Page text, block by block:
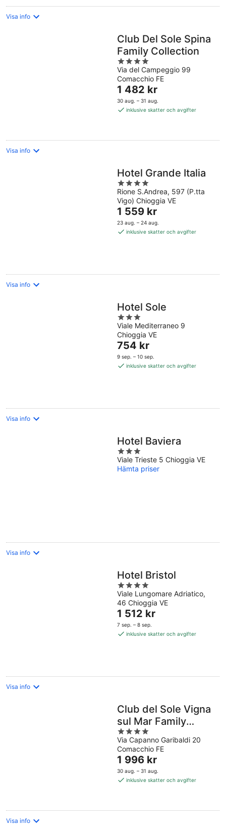
Visa info
Club Del Sole Spina
Family Collection
4
out
of
5
Via del Campeggio 99
Comacchio FE
Priset
är
1 482 kr
1 482 kr
30 aug. – 31 aug.
inklusive skatter och avgifter
Visa info
Hotel Grande Italia
4
out
of
5
Rione S.Andrea, 597 (P.tta
Vigo) Chioggia VE
Priset
är
1 559 kr
1 559 kr
23 aug. – 24 aug.
inklusive skatter och avgifter
Visa info
Hotel Sole
3
out
of
5
Viale Mediterraneo 9
Chioggia VE
Priset
är
754 kr
754 kr
9 sep. – 10 sep.
inklusive skatter och avgifter
Visa info
Hotel Baviera
3
out
of
Viale Trieste 5 Chioggia VE
Hämta priser
Visa info
Hotel Bristol
4
out
of
5
Viale Lungomare Adriatico,
46 Chioggia VE
Priset
är
1 512 kr
1 512 kr
7 sep. – 8 sep.
inklusive skatter och avgifter
Visa info
Club del Sole Vigna
sul Mar Family
Collection
4
out
of
5
Via Capanno Garibaldi 20
Comacchio FE
Priset
är
1 996 kr
1 996 kr
30 aug. – 31 aug.
inklusive skatter och avgifter
Visa info